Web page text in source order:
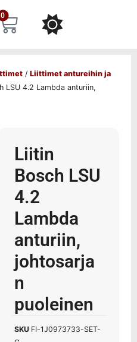
0
/ Liittimet antureihin ja
LSU 4.2 Lambda anturiin,
Liitin
Bosch LSU
4.2
Lambda
anturiin,
johtosarja
n
puoleinen
SKU FI-1J0973733-SET-